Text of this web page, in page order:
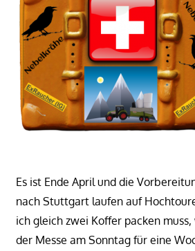
Es ist Ende April und die
nach Stuttgart laufen auf
ich gleich zwei Koffer packen
der Messe am Sonntag für eine